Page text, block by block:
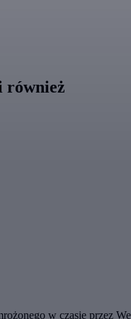
również
w czasie przez